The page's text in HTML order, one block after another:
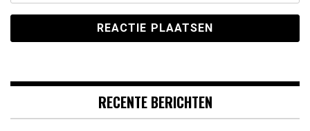
RECENTE BERICHTEN